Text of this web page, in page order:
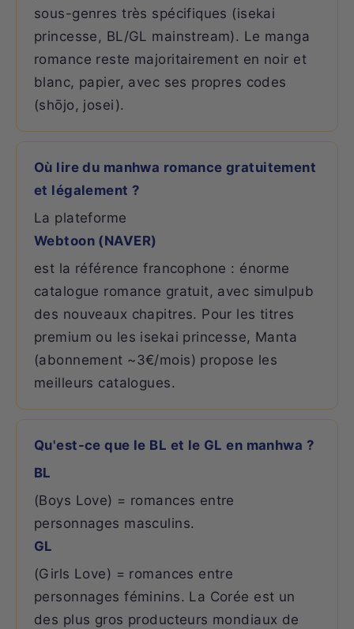
sous-genres très spécifiques (isekai
princesse, BL/GL mainstream). Le manga
romance reste majoritairement en noir et
blanc, papier, avec ses propres codes
(shōjo, josei).
Où lire du manhwa romance gratuitement
et légalement ?
La plateforme
Webtoon (NAVER)
est la référence francophone : énorme
catalogue romance gratuit, avec simulpub
des nouveaux chapitres. Pour les titres
premium ou les isekai princesse, Manta
(abonnement ~3€/mois) propose les
meilleurs catalogues.
Qu'est-ce que le BL et le GL en manhwa ?
BL
(Boys Love) = romances entre
personnages masculins.
GL
(Girls Love) = romances entre
personnages féminins. La Corée est un
des plus gros producteurs mondiaux de